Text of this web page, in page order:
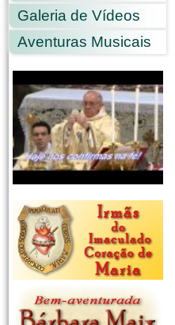
Galeria de Vídeos
Aventuras Musicais